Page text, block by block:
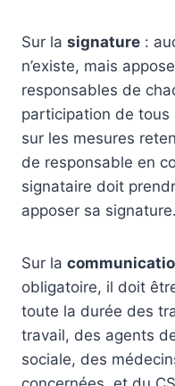
Sur la signature :
n’existe, mais
responsables de
participation de tous
sur les mesures
de responsable en
signataire doit
apposer sa signature.
Sur la
obligatoire, il doit
toute la durée des
travail, des agents
sociale, des